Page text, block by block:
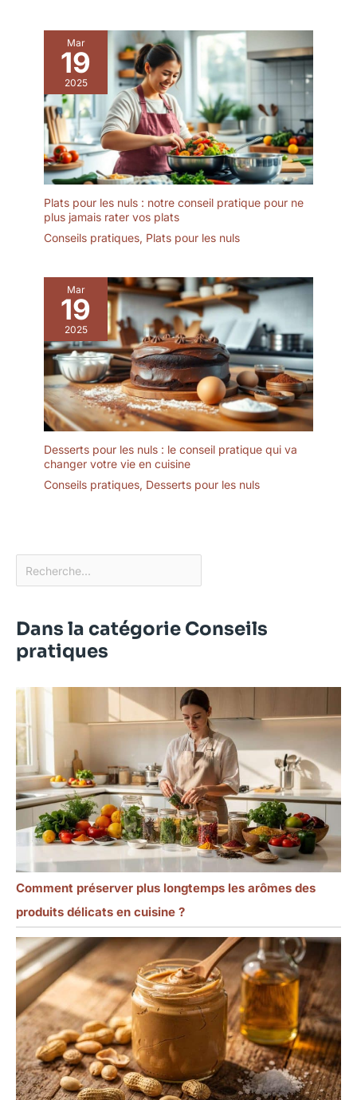
pour la peau. Design
mignon : la lime en verre
transparent est décorée
d'un joli motif de chat
dans un autocollant
doming de haute qualité
– un accroche-regard
pour les enfants et un
beau cadeau de
Mar
19
2025
Plats pour les nuls : notre conseil pratique pour ne
plus jamais rater vos plats
Conseils pratiques, Plats pour les nuls
Mar
19
2025
Desserts pour les nuls : le conseil pratique qui va
changer votre vie en cuisine
Conseils pratiques, Desserts pour les nuls
Dans la catégorie Conseils
pratiques
Comment préserver plus longtemps les arômes des
produits délicats en cuisine ?